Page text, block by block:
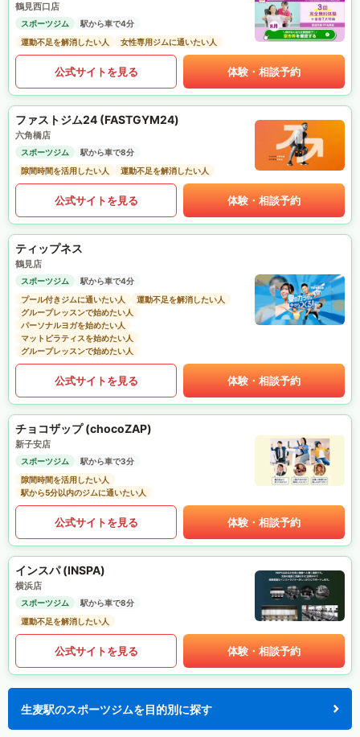
鶴見西口店
スポーツジム
駅から車で4分
運動不足を解消したい人
女性専用ジムに通いたい人
公式サイトを見る 体験・相談予約
ファストジム24 (FASTGYM24)
六角橋店
スポーツジム
駅から車で8分
隙間時間を活用したい人
運動不足を解消したい人
公式サイトを見る 体験・相談予約
ティップネス
鶴見店
スポーツジム
駅から車で4分
プール付きジムに通いたい人
運動不足を解消したい人
グループレッスンで始めたい人
パーソナルヨガを始めたい人
マットピラティスを始めたい人
グループレッスンで始めたい人
公式サイトを見る 体験・相談予約
チョコザップ (chocoZAP)
新子安店
スポーツジム
駅から車で3分
隙間時間を活用したい人
駅から5分以内のジムに通いたい人
公式サイトを見る 体験・相談予約
インスパ (INSPA)
横浜店
スポーツジム
駅から車で8分
運動不足を解消したい人
公式サイトを見る 体験・相談予約
生麦駅のスポーツジムを目的別に探す